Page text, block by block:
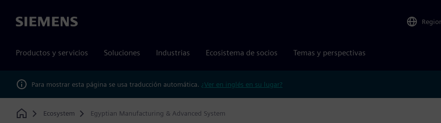
Siemens
Productos y servicios Soluciones Industrias Ecosistema de socios Temas y perspectivas
Para mostrar esta página se usa traducción automática. ¿Ver en inglés en su lugar?
Home
Ecosystem Egyptian Manufacturing & Advanced System